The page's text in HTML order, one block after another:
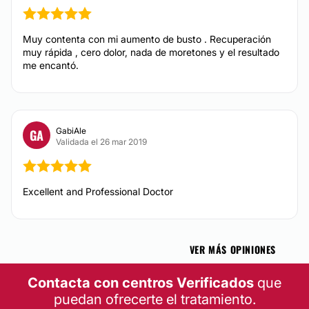
Muy contenta con mi aumento de busto . Recuperación
muy rápida , cero dolor, nada de moretones y el resultado
me encantó.
GA
GabiAle
Validada el 26 mar 2019
Excellent and Professional Doctor
VER MÁS OPINIONES
Contacta con centros Verificados que
puedan ofrecerte el tratamiento.